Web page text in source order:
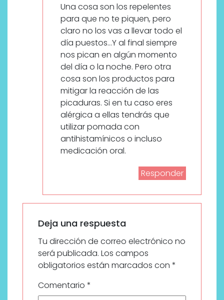
Una cosa son los repelentes
para que no te piquen, pero
claro no los vas a llevar todo el
día puestos…Y al final siempre
nos pican en algún momento
del día o la noche. Pero otra
cosa son los productos para
mitigar la reacción de las
picaduras. Si en tu caso eres
alérgica a ellas tendrás que
utilizar pomada con
antihistamínicos o incluso
medicación oral.
Responder
Deja una respuesta
Tu dirección de correo electrónico no
será publicada. Los campos
obligatorios están marcados con *
Comentario *